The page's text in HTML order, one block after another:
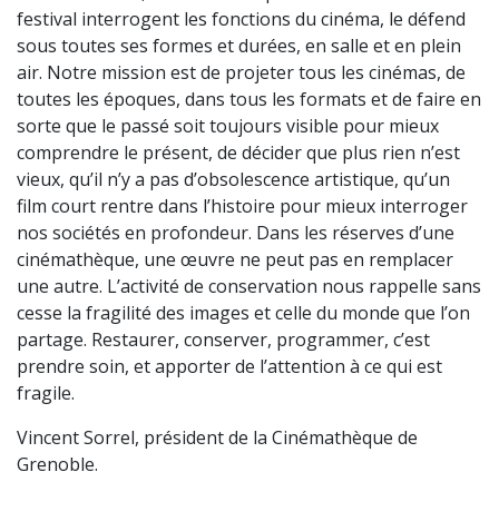
festival interrogent les fonctions du cinéma, le défend
sous toutes ses formes et durées, en salle et en plein
air. Notre mission est de projeter tous les cinémas, de
toutes les époques, dans tous les formats et de faire en
sorte que le passé soit toujours visible pour mieux
comprendre le présent, de décider que plus rien n’est
vieux, qu’il n’y a pas d’obsolescence artistique, qu’un
film court rentre dans l’histoire pour mieux interroger
nos sociétés en profondeur. Dans les réserves d’une
cinémathèque, une œuvre ne peut pas en remplacer
une autre. L’activité de conservation nous rappelle sans
cesse la fragilité des images et celle du monde que l’on
partage. Restaurer, conserver, programmer, c’est
prendre soin, et apporter de l’attention à ce qui est
fragile.
Vincent Sorrel, président de la Cinémathèque de
Grenoble.